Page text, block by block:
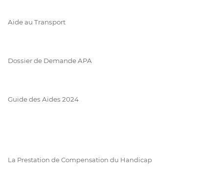
Aide au Transport
Dossier de Demande APA
Guide des Aides 2024
La Prestation de Compensation du Handicap